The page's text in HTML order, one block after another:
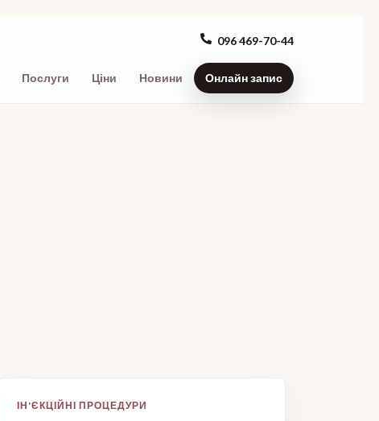
096 469-70-44
Послуги Ціни Новини Онлайн запис
ІН'ЄКЦІЙНІ ПРОЦЕДУРИ